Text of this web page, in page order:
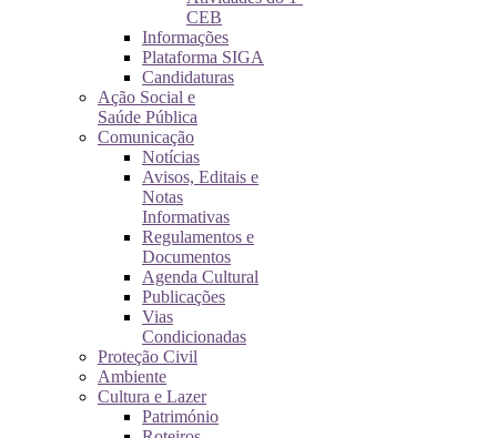
CEB
Informações
Plataforma SIGA
Candidaturas
Ação Social e
Saúde Pública
Comunicação
Notícias
Avisos, Editais e
Notas
Informativas
Regulamentos e
Documentos
Agenda Cultural
Publicações
Vias
Condicionadas
Proteção Civil
Ambiente
Cultura e Lazer
Património